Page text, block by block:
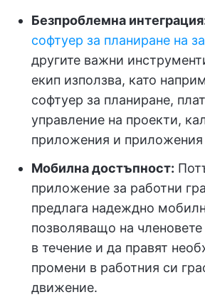
Безпроблемна
софтуер за планиране на
другите важни
екип използва, като
софтуер за планиране,
управление на проекти,
приложения и
Мобилна достъпност:
приложение за работни
предлага надеждно
позволяващо на членовете
в течение и да правят
промени в работния си
движение.